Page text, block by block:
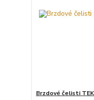
Brzdové čelisti